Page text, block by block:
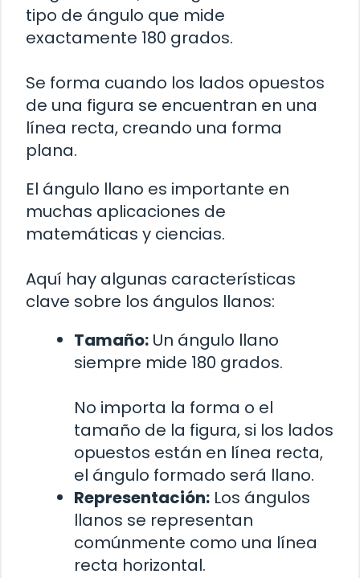
tipo de ángulo que mide
exactamente 180 grados.
Se forma cuando los lados opuestos
de una figura se encuentran en una
línea recta, creando una forma
plana.
El ángulo llano es importante en
muchas aplicaciones de
matemáticas y ciencias.
Aquí hay algunas características
clave sobre los ángulos llanos:
Tamaño: Un ángulo llano
siempre mide 180 grados.
No importa la forma o el
tamaño de la figura, si los lados
opuestos están en línea recta,
el ángulo formado será llano.
Representación: Los ángulos
llanos se representan
comúnmente como una línea
recta horizontal.